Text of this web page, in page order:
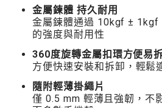
金屬鍊體 持久耐用
金屬鍊體通過 10kgf ± 1kgf
的強度與耐用性
360度旋轉金屬扣環方便易
方便快速安裝和拆卸，輕鬆
隨附輕薄掛繩片
僅 0.5 mm 輕薄且強韌，不